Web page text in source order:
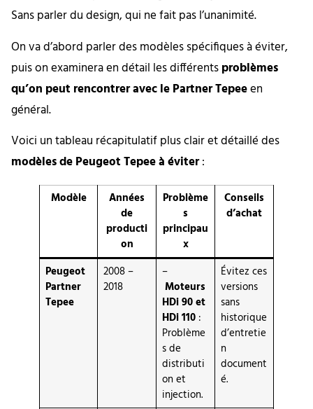
Sans parler du design, qui ne fait pas l’unanimité.
On va d’abord parler des modèles spécifiques à éviter,
puis on examinera en détail les différentsproblèmes
qu’on peut rencontrer avec le Partner Tepeeen
général.
Voici un tableau récapitulatif plus clair et détaillé des
modèles de Peugeot Tepee à éviter:
Modèle
Années
de
producti
on
Problème
s
principau
x
Conseils
d’achat
Peugeot
Partner
Tepee
2008 –
2018
–
Moteurs
HDi 90 et
HDi 110:
Problème
s de
distributi
on et
injection.
Évitez ces
versions
sans
historique
d’entretie
n
document
é.